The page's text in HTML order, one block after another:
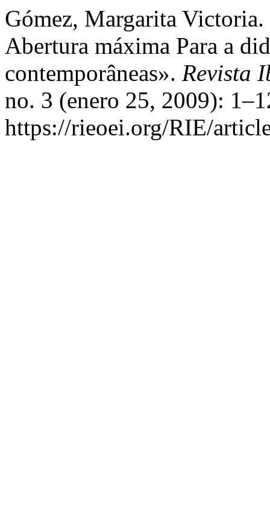
Gómez, Margarita
Abertura máxima Para a
contemporâneas». Revista
no. 3 (enero 25, 2009):
https://rieoei.org/RIE/